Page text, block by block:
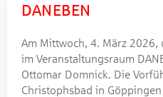
DANEBEN
Am Mittwoch, 4. März 2026,
im Veranstaltungsraum
Ottomar Domnick. Die
Christophsbad in